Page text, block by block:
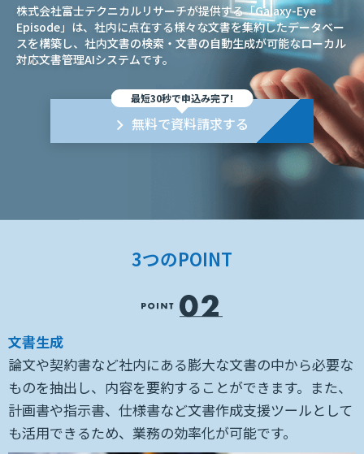
株式会社富士テクニカルリサーチが提供する「Galaxy-Eye
Episode」は、社内に点在する様々な文書を集約したデータベー
スを構築し、社内文書の検索・文書の自動生成が可能なローカル
対応文書管理AIシステムです。
最短30秒で申込み完了!
無料で資料請求する
3つのPOINT
文書生成
論文や契約書など社内にある膨大な文書の中から必要な
ものを抽出し、内容を要約することができます。また、
計画書や指示書、仕様書など文書作成支援ツールとして
も活用できるため、業務の効率化が可能です。